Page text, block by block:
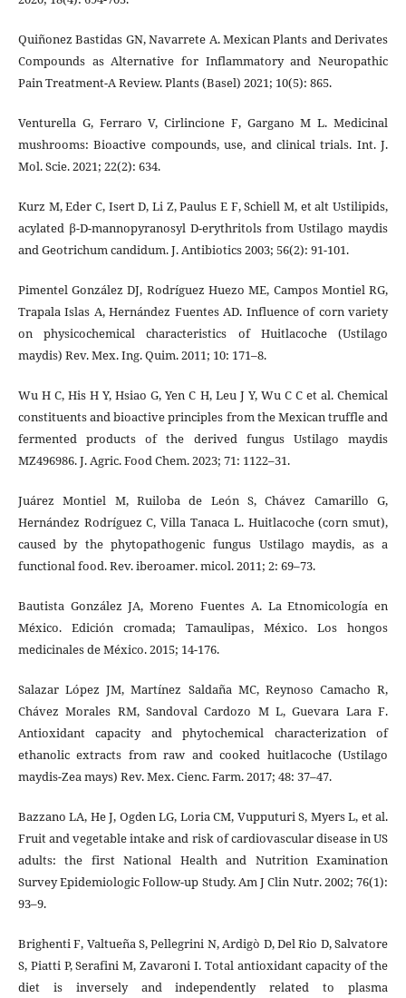
Quiñonez Bastidas GN, Navarrete A. Mexican Plants and Derivates
Compounds as Alternative for Inflammatory and Neuropathic
Pain Treatment-A Review. Plants (Basel) 2021; 10(5): 865.
Venturella G, Ferraro V, Cirlincione F, Gargano M L. Medicinal
mushrooms: Bioactive compounds, use, and clinical trials. Int. J.
Mol. Scie. 2021; 22(2): 634.
Kurz M, Eder C, Isert D, Li Z, Paulus E F, Schiell M, et alt Ustilipids,
acylated β-D-mannopyranosyl D-erythritols from Ustilago maydis
and Geotrichum candidum. J. Antibiotics 2003; 56(2): 91-101.
Pimentel González DJ, Rodríguez Huezo ME, Campos Montiel RG,
Trapala Islas A, Hernández Fuentes AD. Influence of corn variety
on physicochemical characteristics of Huitlacoche (Ustilago
maydis) Rev. Mex. Ing. Quim. 2011; 10: 171–8.
Wu H C, His H Y, Hsiao G, Yen C H, Leu J Y, Wu C C et al. Chemical
constituents and bioactive principles from the Mexican truffle and
fermented products of the derived fungus Ustilago maydis
MZ496986. J. Agric. Food Chem. 2023; 71: 1122–31.
Juárez Montiel M, Ruiloba de León S, Chávez Camarillo G,
Hernández Rodríguez C, Villa Tanaca L. Huitlacoche (corn smut),
caused by the phytopathogenic fungus Ustilago maydis, as a
functional food. Rev. iberoamer. micol. 2011; 2: 69–73.
Bautista González JA, Moreno Fuentes A. La Etnomicología en
México. Edición cromada; Tamaulipas, México. Los hongos
medicinales de México. 2015; 14-176.
Salazar López JM, Martínez Saldaña MC, Reynoso Camacho R,
Chávez Morales RM, Sandoval Cardozo M L, Guevara Lara F.
Antioxidant capacity and phytochemical characterization of
ethanolic extracts from raw and cooked huitlacoche (Ustilago
maydis-Zea mays) Rev. Mex. Cienc. Farm. 2017; 48: 37–47.
Bazzano LA, He J, Ogden LG, Loria CM, Vupputuri S, Myers L, et al.
Fruit and vegetable intake and risk of cardiovascular disease in US
adults: the first National Health and Nutrition Examination
Survey Epidemiologic Follow-up Study. Am J Clin Nutr. 2002; 76(1):
93–9.
Brighenti F, Valtueña S, Pellegrini N, Ardigò D, Del Rio D, Salvatore
S, Piatti P, Serafini M, Zavaroni I. Total antioxidant capacity of the
diet is inversely and independently related to plasma